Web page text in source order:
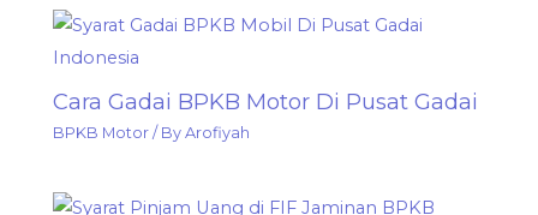
Cara Gadai BPKB Motor Di Pusat Gadai
BPKB Motor / ByArofiyah